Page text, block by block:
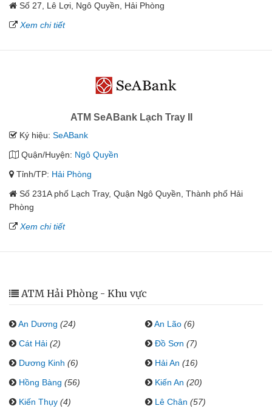
Số 27, Lê Lợi, Ngô Quyền, Hải Phòng
Xem chi tiết
ATM SeABank Lạch Tray II
Ký hiệu: SeABank
Quận/Huyện: Ngô Quyền
Tỉnh/TP: Hải Phòng
Số 231A phố Lạch Tray, Quận Ngô Quyền, Thành phố Hải
Phòng
Xem chi tiết
ATM Hải Phòng - Khu vực
An Dương (24) An Lão (6)
Cát Hải (2) Đồ Sơn (7)
Dương Kinh (6) Hải An (16)
Hồng Bàng (56) Kiến An (20)
Kiến Thụy (4) Lê Chân (57)